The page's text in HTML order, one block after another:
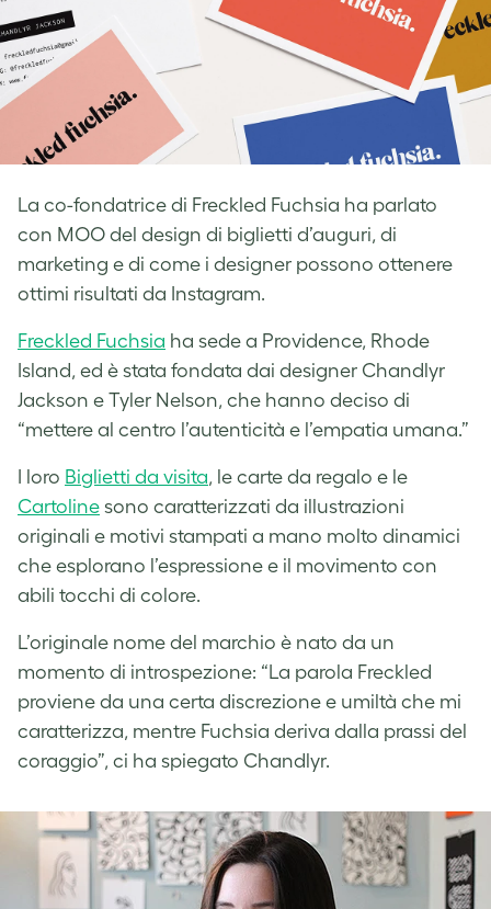
La co-fondatrice di Freckled Fuchsia ha parlato
con MOO del design di biglietti d’auguri, di
marketing e di come i designer possono ottenere
ottimi risultati da Instagram.
Freckled Fuchsia ha sede a Providence, Rhode
Island, ed è stata fondata dai designer Chandlyr
Jackson e Tyler Nelson, che hanno deciso di
“mettere al centro l’autenticità e l’empatia umana.”
I loro Biglietti da visita, le carte da regalo e le
Cartoline sono caratterizzati da illustrazioni
originali e motivi stampati a mano molto dinamici
che esplorano l’espressione e il movimento con
abili tocchi di colore.
L’originale nome del marchio è nato da un
momento di introspezione: “La parola Freckled
proviene da una certa discrezione e umiltà che mi
caratterizza, mentre Fuchsia deriva dalla prassi del
coraggio”, ci ha spiegato Chandlyr.